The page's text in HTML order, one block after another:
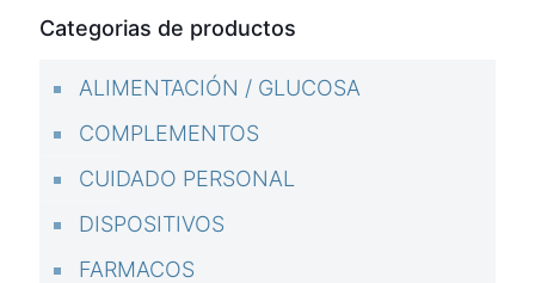
Categorias de productos
ALIMENTACIÓN / GLUCOSA
COMPLEMENTOS
CUIDADO PERSONAL
DISPOSITIVOS
FARMACOS